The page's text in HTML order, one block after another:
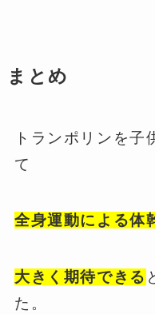
まとめ
トランポリンを子
て
全身運動による体
大きく期待できる
た。